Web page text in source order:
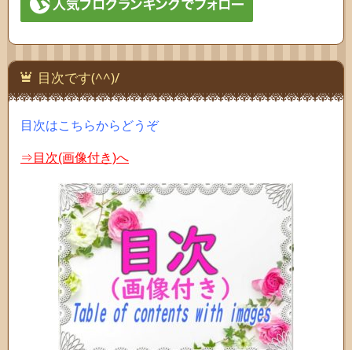
目次です(^^)/
目次はこちらからどうぞ
⇒目次(画像付き)へ